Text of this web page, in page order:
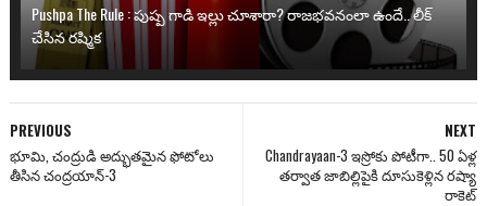
Pushpa The Rule : పుష్ప గాడి ఇల్లు చూశారా? రాజభవనంలా ఉందే.. లీక్
చేసిన రష్మిక
NEXT
Chandrayaan-3 ఇస్రోకు పోటీగా.. 50 ఏళ్ల
తర్వాత జాబిల్లిపైకి దూసుకెళ్లిన రష్యా
రాకెట్‌
PREVIOUS
భూమి, చంద్రుడి అద్భుతమైన ఫోటోలు
తీసిన చంద్రయాన్-3